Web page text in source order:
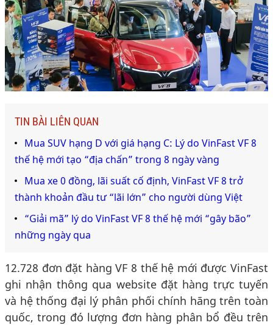
TIN BÀI LIÊN QUAN
Mua SUV hạng D với giá hạng C: Lý do VinFast VF 8
thế hệ mới tạo “địa chấn” trong 8 ngày vàng
Mua xe 0 đồng, lãi suất cố định, VinFast VF 8 trở
thành khoản đầu tư “lãi lớn” cho người dùng Việt
“Giải mã” lý do VinFast VF 8 thế hệ mới “gây bão”
những ngày qua
12.728 đơn đặt hàng VF 8 thế hệ mới được VinFast
ghi nhận thông qua website đặt hàng trực tuyến
và hệ thống đại lý phân phối chính hãng trên toàn
quốc, trong đó lượng đơn hàng phân bổ đều trên